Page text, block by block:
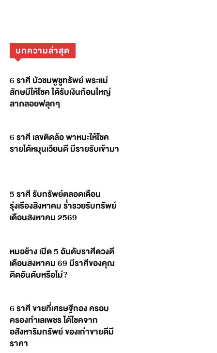
บทความล่าสุด
6 ราศี บัวชมพูชูทรัพย์ พระแม่
ลักษมีให้โชค ได้รับเงินก้อนใหญ่
ลาภลอยฟลุกๆ
6 ราศี เลขติดล้อ พาหนะให้โชค
รายได้หมุนเวียนดี มีรายรับเข้ามา
5 ราศี รับทรัพย์ตลอดเดือน
รุ่งเรืองสิงหาคม ร่ำรวยรับทรัพย์
เดือนสิงหาคม 2569
หมอช้าง เปิด 5 อันดับราศีดวงดี
เดือนสิงหาคม 69 มีราศีของคุณ
ติดอันดับหรือไม่?
6 ราศี ขายที่เศรษฐีทอง ครอบ
ครองทำเลเพชร ได้โชคจาก
อสังหาริมทรัพย์ ของเก่าขายดีมี
ราคา